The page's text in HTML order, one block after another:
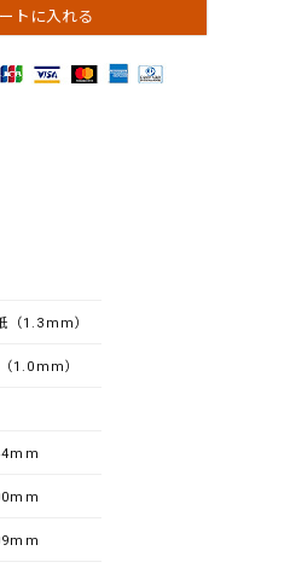
トに入れる
（1.3mm）
1.0mm）